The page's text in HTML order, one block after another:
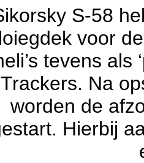
S-58
voor
tevens als
Trackers. Na
worden de
Hierbij